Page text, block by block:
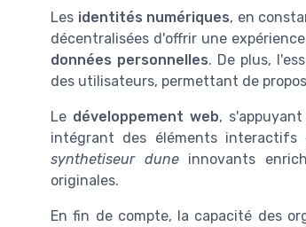
Les identités numériques, en
décentralisées d'offrir une
données personnelles. De plus,
des utilisateurs, permettant de
Le développement web,
intégrant des éléments interactifs
synthetiseur duneinnovants
originales.
En fin de compte, la capacité des